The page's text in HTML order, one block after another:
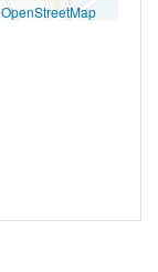
OpenStreetMap